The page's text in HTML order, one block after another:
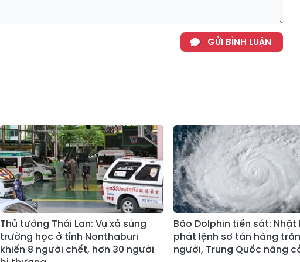
GỬI BÌNH LUẬN
Thủ tướng Thái Lan: Vụ xả súng
trường học ở tỉnh Nonthaburi
khiến 8 người chết, hơn 30 người
Bão Dolphin tiến sát: Nhật
phát lệnh sơ tán hàng
người, Trung Quốc nâng